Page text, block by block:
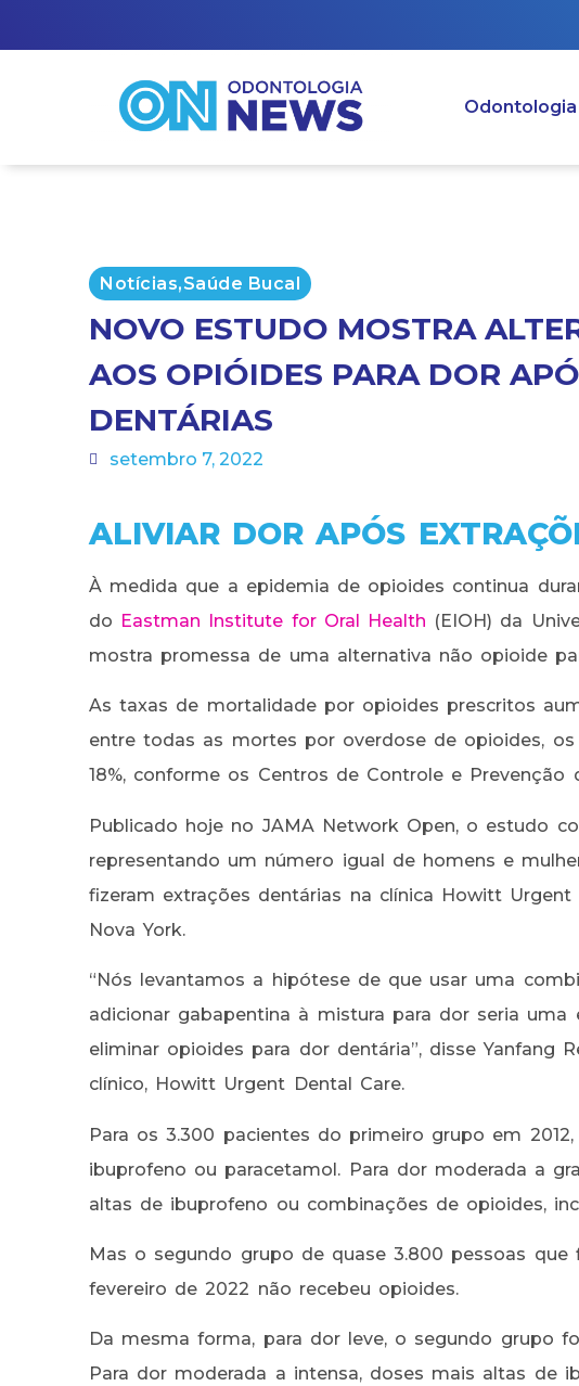
Odontologia
Notícias,Saúde Bucal
NOVO ESTUDO MOSTRA
AOS OPIÓIDES PARA DOR
DENTÁRIAS
setembro 7, 2022
ALIVIAR DOR APÓS
À medida que a epidemia de opioides continua
do Eastman Institute for Oral Health (EIOH) da
mostra promessa de uma alternativa não opioide
As taxas de mortalidade por opioides prescritos
entre todas as mortes por overdose de opioides,
18%, conforme os Centros de Controle e Prevenção
Publicado hoje no JAMA Network Open, o estudo
representando um número igual de homens e
fizeram extrações dentárias na clínica Howitt
Nova York.
“Nós levantamos a hipótese de que usar uma
adicionar gabapentina à mistura para dor seria uma
eliminar opioides para dor dentária”, disse Yanfang
clínico, Howitt Urgent Dental Care.
Para os 3.300 pacientes do primeiro grupo em
ibuprofeno ou paracetamol. Para dor moderada a
altas de ibuprofeno ou combinações de opioides,
Mas o segundo grupo de quase 3.800 pessoas
fevereiro de 2022 não recebeu opioides.
Da mesma forma, para dor leve, o segundo grupo
Para dor moderada a intensa, doses mais altas de